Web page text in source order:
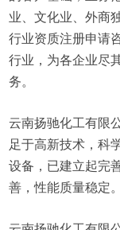
业、文化业、外商
行业资质注册申请
行业，为各企业尽
务。
云南扬驰化工有限
足于高新技术，科
设备，已建立起完
善，性能质量稳定。